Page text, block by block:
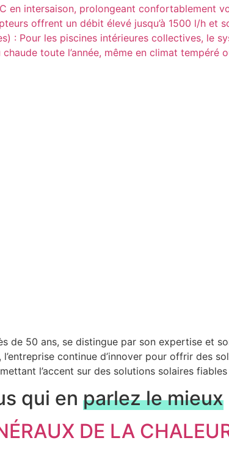
en intersaison, prolongeant confortablement
offrent un débit élevé jusqu’à 1500 l/h et
: Pour les piscines intérieures collectives, le
toute l’année, même en climat tempéré
de 50 ans, se distingue par son expertise et
continue d’innover pour offrir des
l’accent sur des solutions solaires
qui en parlez le mieux
DE LA